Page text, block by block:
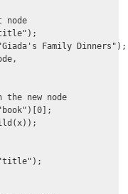
Family Dinners");
new node